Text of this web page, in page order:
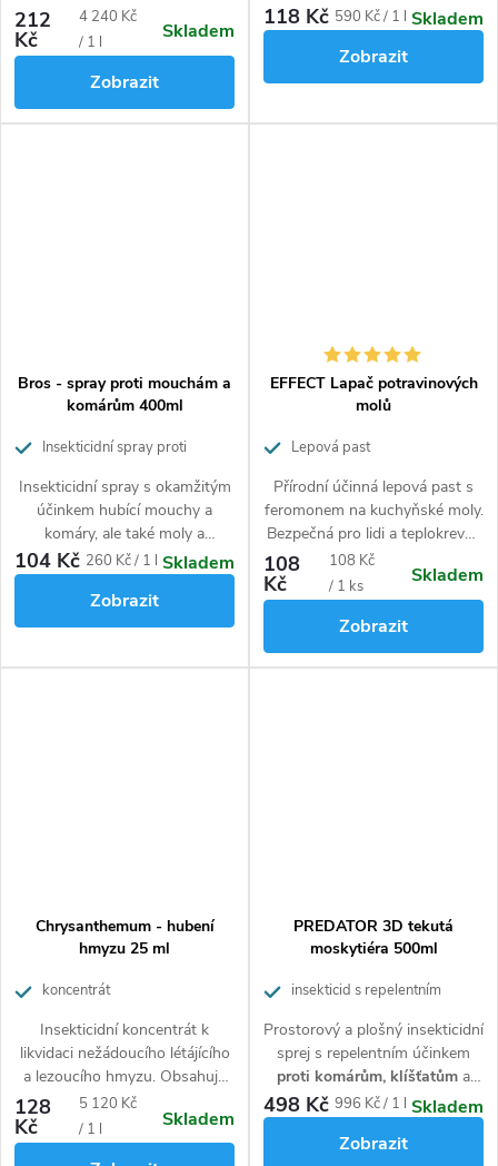
100 % přírodní účinnou látku.
212
Kč
Měrná
cena:
4 240 Kč
/ 1 l
Skladem
Zobrazit
Díky aplikační hadičce pronikne
i do nepřístupných míst.
118 Kč Měrná
590 Kč / 1 l Skladem
Zobrazit
Bros - spray proti mouchám a
komárům 400ml
Insekticidní spray proti
okamžitým účinkem
Insekticidní spray s okamžitým
účinkem hubící mouchy a
komáry, ale také moly a
octomilky. Pro použití v
interiérech.
104 Kč Měrná
260 Kč / 1 l Skladem
Zobrazit
EFFECT Lapač potravinových
molů
Lepová past
Přírodní účinná lepová past s
feromonem na kuchyňské moly.
Bezpečná pro lidi a teplokrevná
zvířata, působí po dobu až tří
měsíců.
108
Kč
Měrná
cena:
108 Kč
/ 1 ks
Skladem
Zobrazit
Chrysanthemum - hubení
hmyzu 25 ml
koncentrát
Insekticidní koncentrát k
likvidaci nežádoucího létájícího
a lezoucího hmyzu. Obsahuje
100 % přírodní účinnou látku.
128
Kč
Měrná
cena:
5 120 Kč
/ 1 l
Skladem
PREDATOR 3D tekutá
moskytiéra 500ml
insekticid s repelentním
Prostorový a plošný insekticidní
sprej s repelentním účinkem
proti komárům, klíšťatům a
jinému nepříjemnému létajícímu
a lezoucímu hmyzu.Tato
tekutá moskytierá Vás
498 Kč Měrná
996 Kč / 1 l Skladem
Zobrazit